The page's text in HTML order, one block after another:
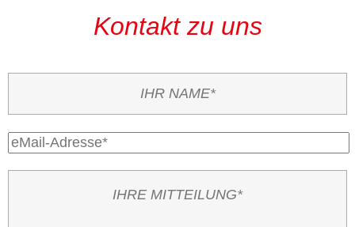
Kontakt zu uns